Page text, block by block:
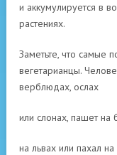
и аккумулируется в
растениях.
Заметьте, что самые
вегетарианцы.
верблюдах, ослах
или слонах, пашет на
на львах или пахал